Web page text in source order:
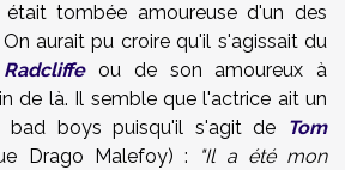
tombée amoureuse d'un des
aurait pu croire qu'il s'agissait du
ou de son amoureux à
de là. Il semble que l'actrice ait un
bad boys puisqu'il s'agit de
Tom
Drago Malefoy) :
"Il a été mon